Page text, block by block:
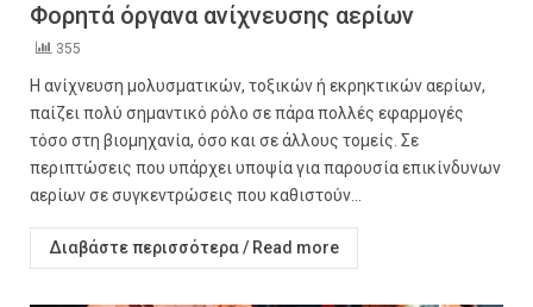
Φορητά όργανα ανίχνευσης αερίων
355
Η ανίχνευση μολυσματικών, τοξικών ή εκρηκτικών αερίων,
παίζει πολύ σημαντικό ρόλο σε πάρα πολλές εφαρμογές
τόσο στη βιομηχανία, όσο και σε άλλους τομείς. Σε
περιπτώσεις που υπάρχει υποψία για παρουσία επικίνδυνων
αερίων σε συγκεντρώσεις που καθιστούν...
Διαβάστε περισσότερα / Read more